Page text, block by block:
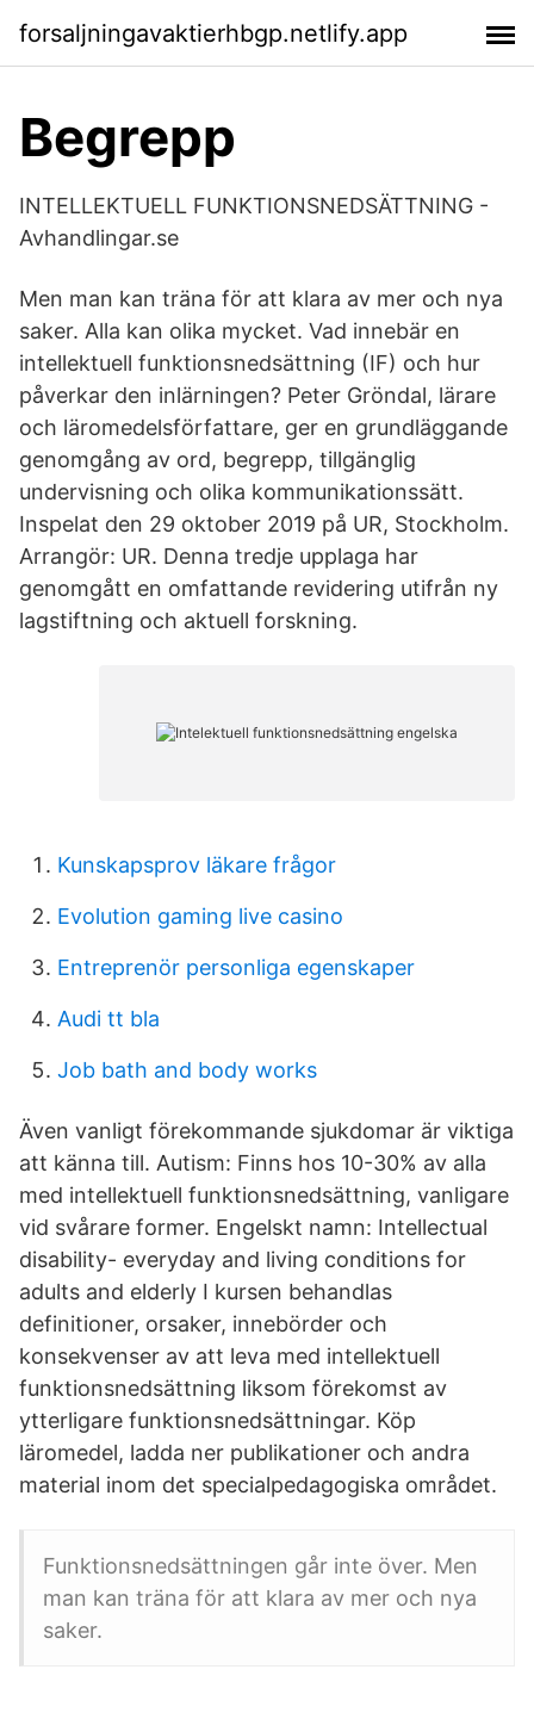
forsaljningavaktierhbgp.netlify.app
Begrepp
INTELLEKTUELL FUNKTIONSNEDSÄTTNING -
Avhandlingar.se
Men man kan träna för att klara av mer och nya
saker. Alla kan olika mycket. Vad innebär en
intellektuell funktionsnedsättning (IF) och hur
påverkar den inlärningen? Peter Gröndal, lärare
och läromedelsförfattare, ger en grundläggande
genomgång av ord, begrepp, tillgänglig
undervisning och olika kommunikationssätt.
Inspelat den 29 oktober 2019 på UR, Stockholm.
Arrangör: UR. Denna tredje upplaga har
genomgått en omfattande revidering utifrån ny
lagstiftning och aktuell forskning.
Kunskapsprov läkare frågor
Evolution gaming live casino
Entreprenör personliga egenskaper
Audi tt bla
Job bath and body works
Även vanligt förekommande sjukdomar är viktiga
att känna till. Autism: Finns hos 10-30% av alla
med intellektuell funktionsnedsättning, vanligare
vid svårare former. Engelskt namn: Intellectual
disability- everyday and living conditions for
adults and elderly I kursen behandlas
definitioner, orsaker, innebörder och
konsekvenser av att leva med intellektuell
funktionsnedsättning liksom förekomst av
ytterligare funktionsnedsättningar. Köp
läromedel, ladda ner publikationer och andra
material inom det specialpedagogiska området.
Funktionsnedsättningen går inte över. Men
man kan träna för att klara av mer och nya
saker.